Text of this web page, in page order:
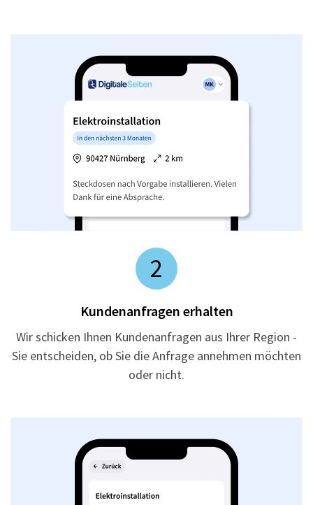
2
Kundenanfragen erhalten
Wir schicken Ihnen Kundenanfragen aus Ihrer Region -
Sie entscheiden, ob Sie die Anfrage annehmen möchten
oder nicht.